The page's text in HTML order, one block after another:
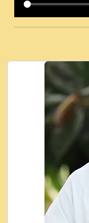
कई पकड
Ki -
#Ishwar
जब से
Rishikesh
तन हल
गल लग जव त
तू कर
2018 -
Maharaj.mp3